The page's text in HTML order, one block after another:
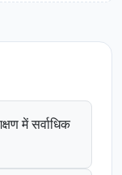
में सर्वाधिक